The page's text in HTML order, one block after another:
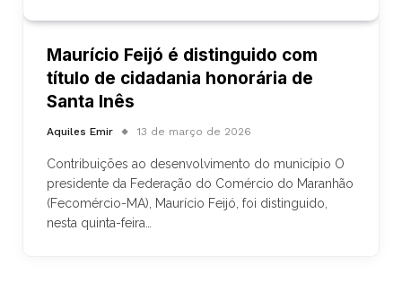
Maurício Feijó é distinguido com
título de cidadania honorária de
Santa Inês
Aquiles Emir 13 de março de 2026
Contribuições ao desenvolvimento do município O
presidente da Federação do Comércio do Maranhão
(Fecomércio-MA), Maurício Feijó, foi distinguido,
nesta quinta-feira…